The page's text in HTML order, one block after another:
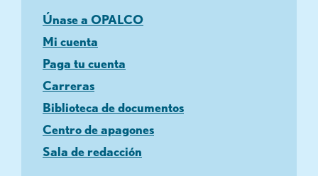
Únase a OPALCO
Mi cuenta
Paga tu cuenta
Carreras
Biblioteca de documentos
Centro de apagones
Sala de redacción